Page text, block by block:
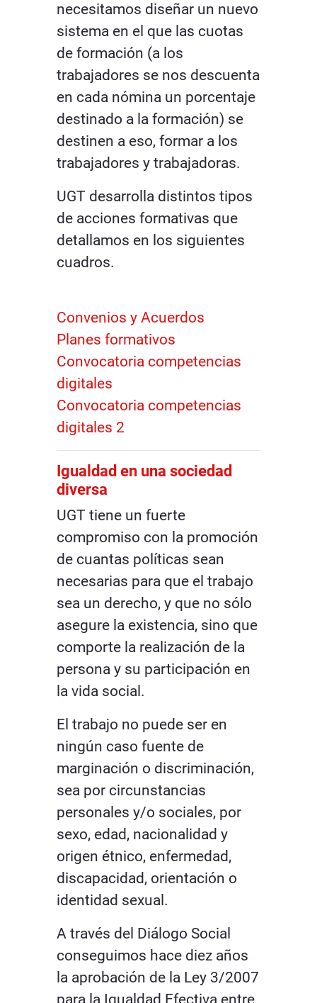
necesitamos diseñar un nuevo
sistema en el que las cuotas
de formación (a los
trabajadores se nos descuenta
en cada nómina un porcentaje
destinado a la formación) se
destinen a eso, formar a los
trabajadores y trabajadoras.
UGT desarrolla distintos tipos
de acciones formativas que
detallamos en los siguientes
cuadros.
Convenios y Acuerdos
Planes formativos
Convocatoria competencias
digitales
Convocatoria competencias
digitales 2
Igualdad en una sociedad
diversa
UGT tiene un fuerte
compromiso con la promoción
de cuantas políticas sean
necesarias para que el trabajo
sea un derecho, y que no sólo
asegure la existencia, sino que
comporte la realización de la
persona y su participación en
la vida social.
El trabajo no puede ser en
ningún caso fuente de
marginación o discriminación,
sea por circunstancias
personales y/o sociales, por
sexo, edad, nacionalidad y
origen étnico, enfermedad,
discapacidad, orientación o
identidad sexual.
A través del Diálogo Social
conseguimos hace diez años
la aprobación de la Ley 3/2007
para la Igualdad Efectiva entre